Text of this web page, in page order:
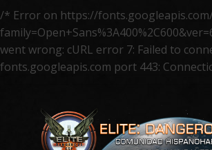
/* Error on https://fonts.googleapis.com/
went wrong: cURL error 7: Failed to
fonts.googleapis.com port 443: